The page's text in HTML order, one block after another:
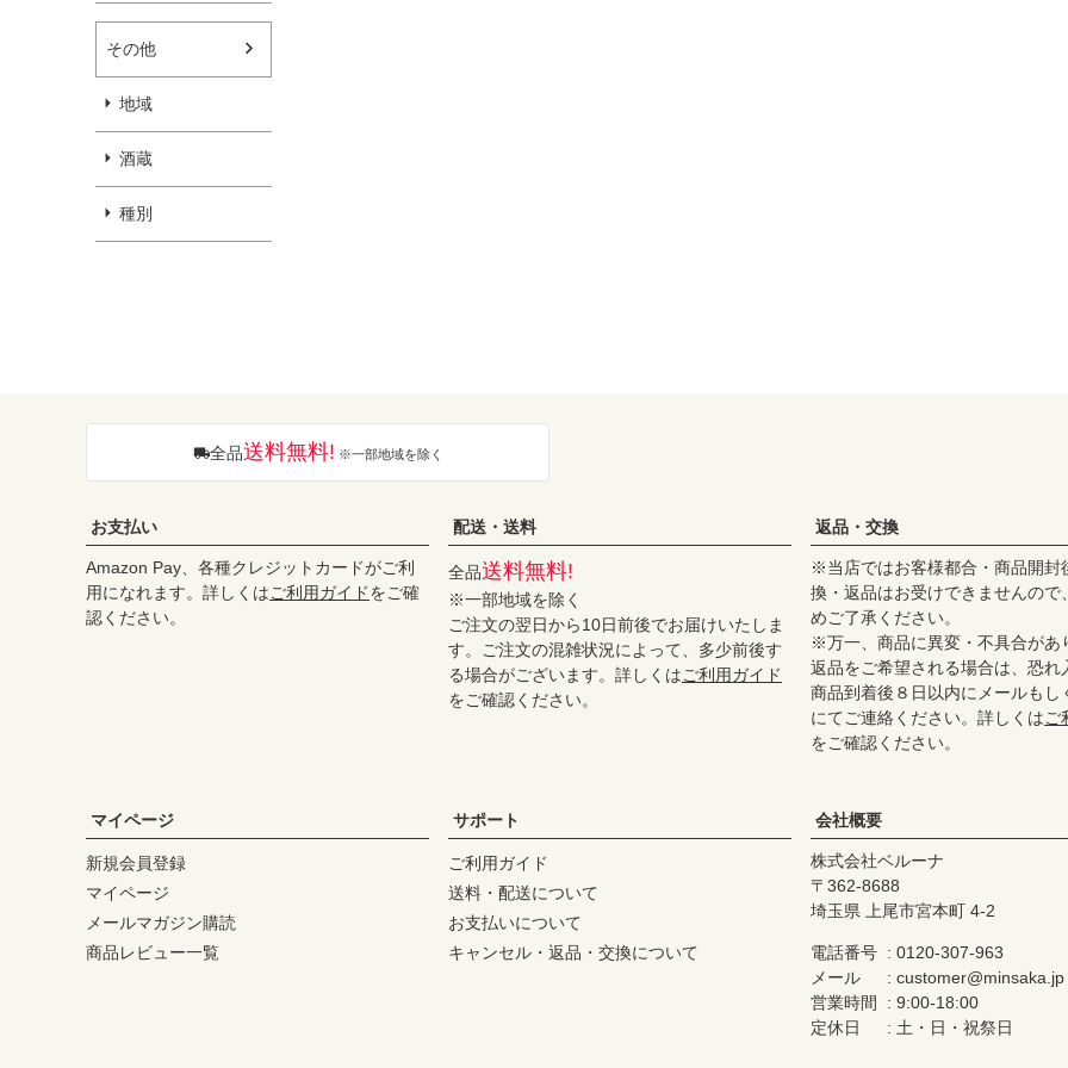
その他
地域
酒蔵
種別
全品送料無料! ※一部地域を除く
お支払い
Amazon Pay、各種クレジットカードがご利
用になれます。詳しくはご利用ガイドをご確
認ください。
配送・送料
全品送料無料!
※一部地域を除く
ご注文の翌日から10日前後でお届けいたしま
す。ご注文の混雑状況によって、多少前後す
る場合がございます。詳しくはご利用ガイド
をご確認ください。
返品・交換
※当店ではお客様都合・商品開封
換・返品はお受けできませんので
めご了承ください。
※万一、商品に異変・不具合があ
返品をご希望される場合は、恐れ
商品到着後８日以内にメールもし
にてご連絡ください。詳しくはご
をご確認ください。
マイページ
新規会員登録
マイページ
メールマガジン購読
商品レビュー一覧
サポート
ご利用ガイド
送料・配送について
お支払いについて
キャンセル・返品・交換について
会社概要
株式会社ベルーナ
362-8688
埼玉県 上尾市宮本町 4-2
電話番号
0120-307-963
メール
customer@minsaka.jp
営業時間
9:00-18:00
定休日
土・日・祝祭日